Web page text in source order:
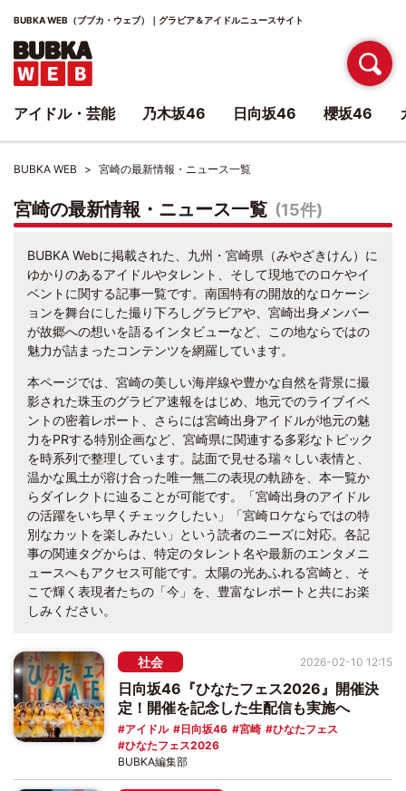
BUBKA WEB（ブブカ・ウェブ）｜グラビア＆アイドルニュースサイト
BUBKA WEB 宮崎の最新情報・ニュース一覧
宮崎の最新情報・ニュース一覧 (15件)
BUBKA Webに掲載された、九州・宮崎県（みやざきけん）に
ゆかりのあるアイドルやタレント、そして現地でのロケやイ
ベントに関する記事一覧です。南国特有の開放的なロケーシ
ョンを舞台にした撮り下ろしグラビアや、宮崎出身メンバー
が故郷への想いを語るインタビューなど、この地ならではの
魅力が詰まったコンテンツを網羅しています。
本ページでは、宮崎の美しい海岸線や豊かな自然を背景に撮
影された珠玉のグラビア速報をはじめ、地元でのライブイベ
ントの密着レポート、さらには宮崎出身アイドルが地元の魅
力をPRする特別企画など、宮崎県に関連する多彩なトピック
を時系列で整理しています。誌面で見せる瑞々しい表情と、
温かな風土が溶け合った唯一無二の表現の軌跡を、本一覧か
らダイレクトに辿ることが可能です。「宮崎出身のアイドル
の活躍をいち早くチェックしたい」「宮崎ロケならではの特
別なカットを楽しみたい」という読者のニーズに対応。各記
事の関連タグからは、特定のタレント名や最新のエンタメニ
ュースへもアクセス可能です。太陽の光あふれる宮崎と、そ
こで輝く表現者たちの「今」を、豊富なレポートと共にお楽
しみください。
社会
日向坂46『ひなたフェス2026』開催決
定！開催を記念した生配信も実施へ
アイドル 日向坂46 宮崎
ひなたフェス
ひなたフェス2026
2026-02-10 12:15
BUBKA編集部
アイドル・芸能 乃木坂46 日向坂46 櫻坂46